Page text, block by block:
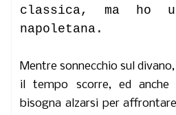
classica, ma ho
napoletana.
Mentre sonnecchio sul
il tempo scorre, ed
bisogna alzarsi per